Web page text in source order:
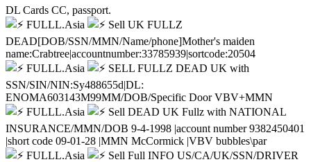
DL Cards CC, passport.
FULLL.Asia
Sell UK FULLZ
DEAD[DOB/SSN/MMN/Name/phone]Mother's maiden
name:Crabtree|accountnumber:33785939|sortcode:20504
FULLL.Asia
SELL FULLZ DEAD UK with
SSN/SIN/NIN:Sy488655d|DL:
ENOMA603143M99MM/DOB/Specific Door VBV+MMN
FULLL.Asia
Sell DEAD UK Fullz with NATIONAL
INSURANCE/MMN/DOB 9-4-1998 |account number 9382450401
|short code 09-01-28 |MMN McCormick |VBV bubbles\par
FULLL.Asia
Sell Full INFO US/CA/UK/SSN/DRIVER